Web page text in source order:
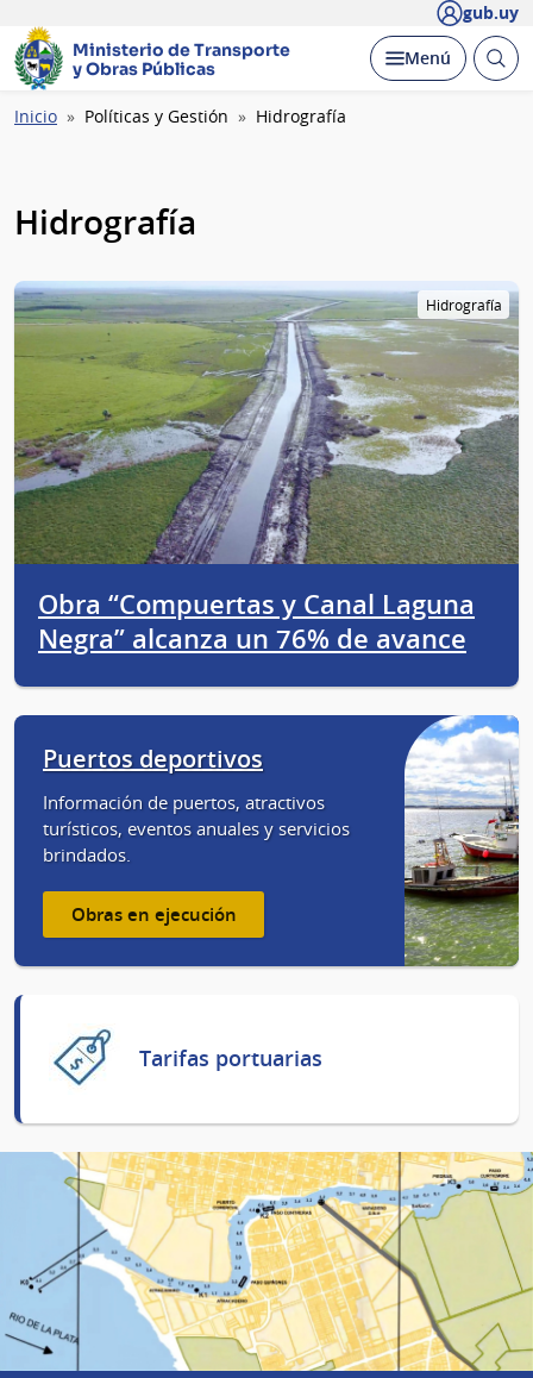
gub.uy
Ministerio de Transporte
y Obras Públicas
Desplegar
Menú Abrir
Ruta
Inicio Políticas y Gestión Hidrografía
Hidrografía
Hidrografía
Obra “Compuertas y Canal Laguna
Negra” alcanza un 76% de avance
Puertos deportivos
Información de puertos, atractivos
turísticos, eventos anuales y servicios
brindados.
Obras en ejecución
Tarifas portuarias